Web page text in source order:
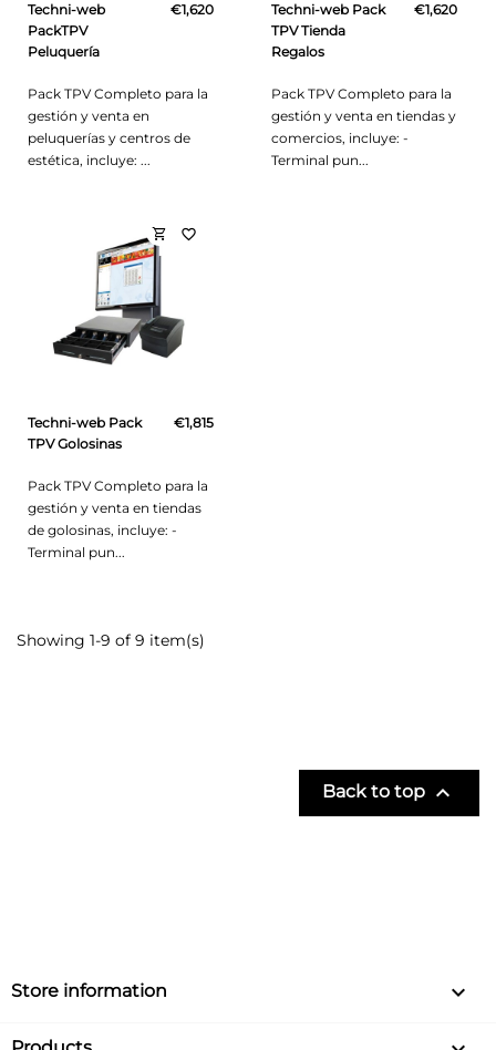
Techni-web
PackTPV
Peluquería
€1,620
Pack TPV Completo para la
gestión y venta en
peluquerías y centros de
estética, incluye: ...
Techni-web Pack
TPV Tienda
Regalos
€1,620
Pack TPV Completo para la
gestión y venta en tiendas y
comercios, incluye: -
Terminal pun...
Techni-web Pack
TPV Golosinas
€1,815
Pack TPV Completo para la
gestión y venta en tiendas
de golosinas, incluye: -
Terminal pun...
shopping_cart favorite_border
Showing 1-9 of 9 item(s)
Back to top 
Store information keyboard_arrow_down